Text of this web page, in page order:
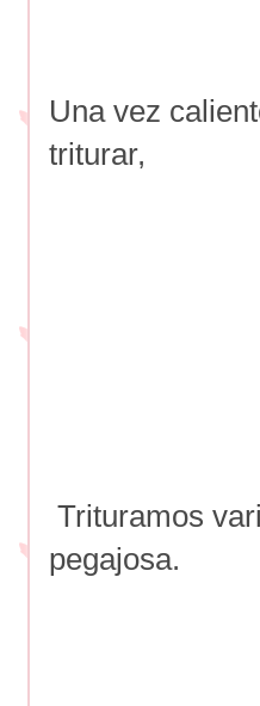
Una vez
triturar,
Trituramos
pegajosa.